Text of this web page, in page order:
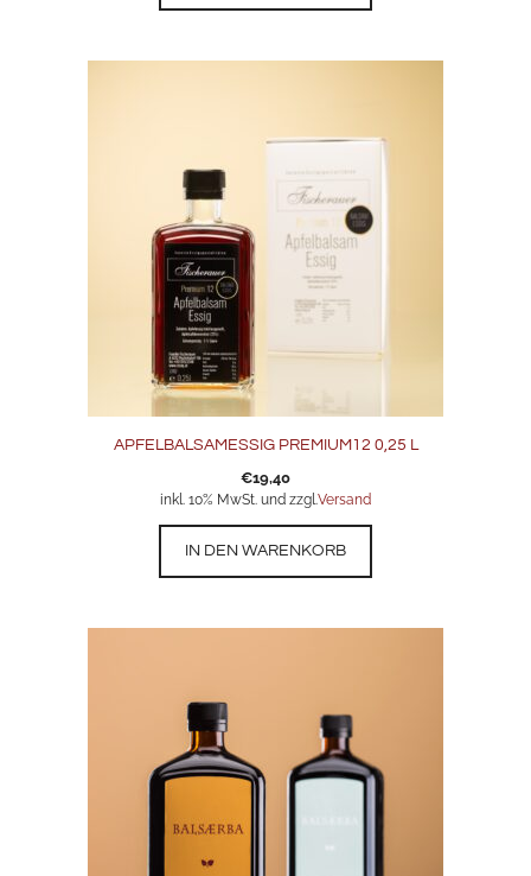
APFELBALSAMESSIG PREMIUM12 0,25 L
€19,40
inkl. 10% MwSt. und zzgl.Versand
IN DEN WARENKORB